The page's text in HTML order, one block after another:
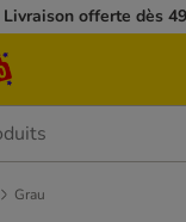
Livraison offerte dès
Grau